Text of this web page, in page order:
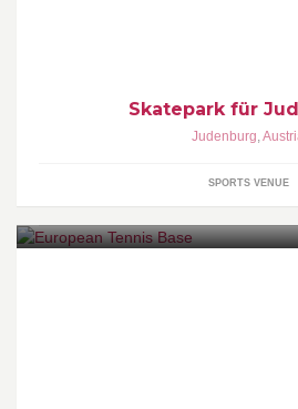
Skatepark für
Judenburg,
SPORTS VENUE